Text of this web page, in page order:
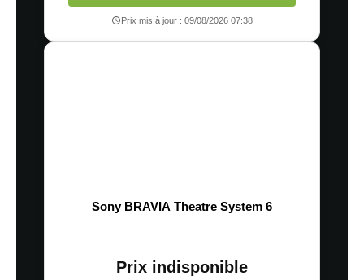
Prix mis à jour : 09/08/2026 07:38
Sony BRAVIA Theatre System 6
Prix indisponible